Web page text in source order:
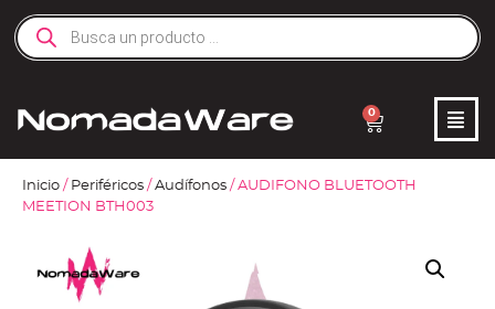
0
Inicio / Periféricos / Audífonos / AUDIFONO BLUETOOTH
MEETION BTH003